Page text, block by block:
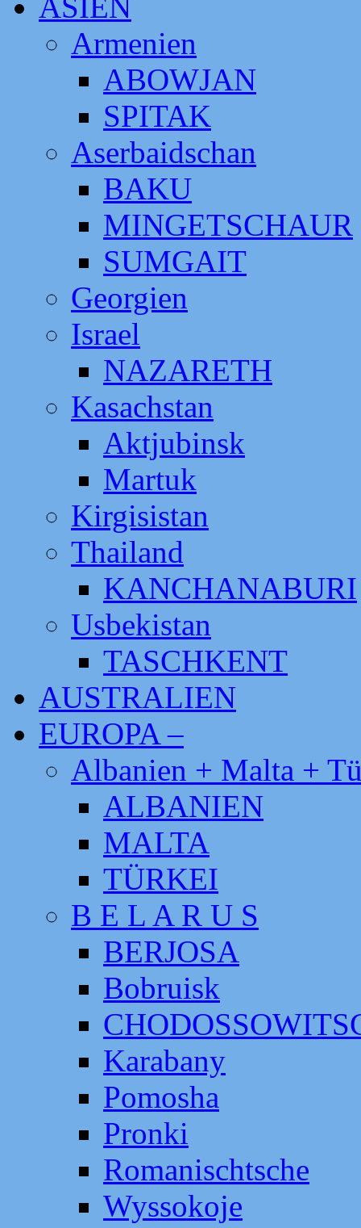
Armenien
ABOWJAN
SPITAK
Aserbaidschan
BAKU
MINGETSCHAUR
SUMGAIT
Georgien
Israel
NAZARETH
Kasachstan
Aktjubinsk
Martuk
Kirgisistan
Thailand
KANCHANABURI
Usbekistan
TASCHKENT
AUSTRALIEN
EUROPA –
Albanien + Malta +
ALBANIEN
MALTA
TÜRKEI
B E L A R U S
BERJOSA
Bobruisk
Karabany
Pomosha
Pronki
Romanischtsche
Wyssokoje